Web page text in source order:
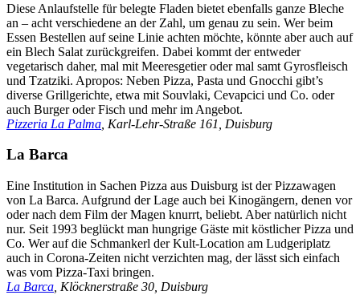
Diese Anlaufstelle für belegte Fladen bietet ebenfalls ganze Bleche
an – acht verschiedene an der Zahl, um genau zu sein. Wer beim
Essen Bestellen auf seine Linie achten möchte, könnte aber auch auf
ein Blech Salat zurückgreifen. Dabei kommt der entweder
vegetarisch daher, mal mit Meeresgetier oder mal samt Gyrosfleisch
und Tzatziki. Apropos: Neben Pizza, Pasta und Gnocchi gibt’s
diverse Grillgerichte, etwa mit Souvlaki, Cevapcici und Co. oder
auch Burger oder Fisch und mehr im Angebot.
Pizzeria La Palma , Karl-Lehr-Straße 161, Duisburg
La Barca
Eine Institution in Sachen Pizza aus Duisburg ist der Pizzawagen
von La Barca. Aufgrund der Lage auch bei Kinogängern, denen vor
oder nach dem Film der Magen knurrt, beliebt. Aber natürlich nicht
nur. Seit 1993 beglückt man hungrige Gäste mit köstlicher Pizza und
Co. Wer auf die Schmankerl der Kult-Location am Ludgeriplatz
auch in Corona-Zeiten nicht verzichten mag, der lässt sich einfach
was vom Pizza-Taxi bringen.
La Barca , Klöcknerstraße 30, Duisburg